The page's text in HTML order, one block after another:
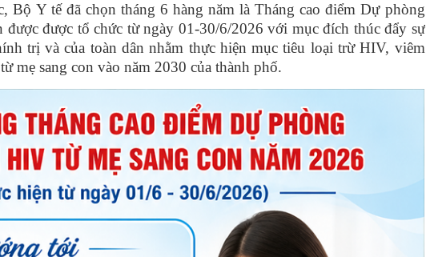
Bộ Y tế đã chọn tháng 6 hàng năm là Tháng cao điểm Dự phòng
được tổ chức từ ngày 01-30/6/2026 với mục đích thúc đẩy sự
trị và của toàn dân nhằm thực hiện mục tiêu loại trừ HIV, viêm
mẹ sang con vào năm 2030 của thành phố.